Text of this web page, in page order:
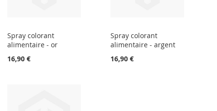
Spray colorant
alimentaire - or
16,90 €
Spray colorant
alimentaire - argent
16,90 €